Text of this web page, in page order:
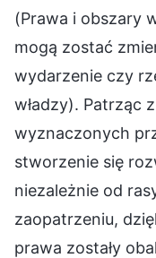
(Prawa i obszary
mogą zostać
wydarzenie czy
władzy). Patrząc
wyznaczonych
stworzenie się
niezależnie od
zaopatrzeniu,
prawa zostały